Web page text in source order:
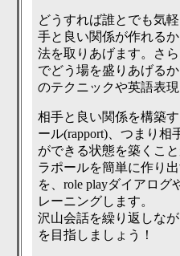
どうすれば誰とでも気
手と良い関係が作れる
法を取りあげます。さ
でどう場を盛りあげる
のテクニックや英語表
相手と良い関係を構築
ール(rapport)、つまり
ができる状態を築くこ
ラポールを簡単に作り
を、role playダイアロ
レーニングします。
沢山会話を繰り返しな
を目指しましょう！